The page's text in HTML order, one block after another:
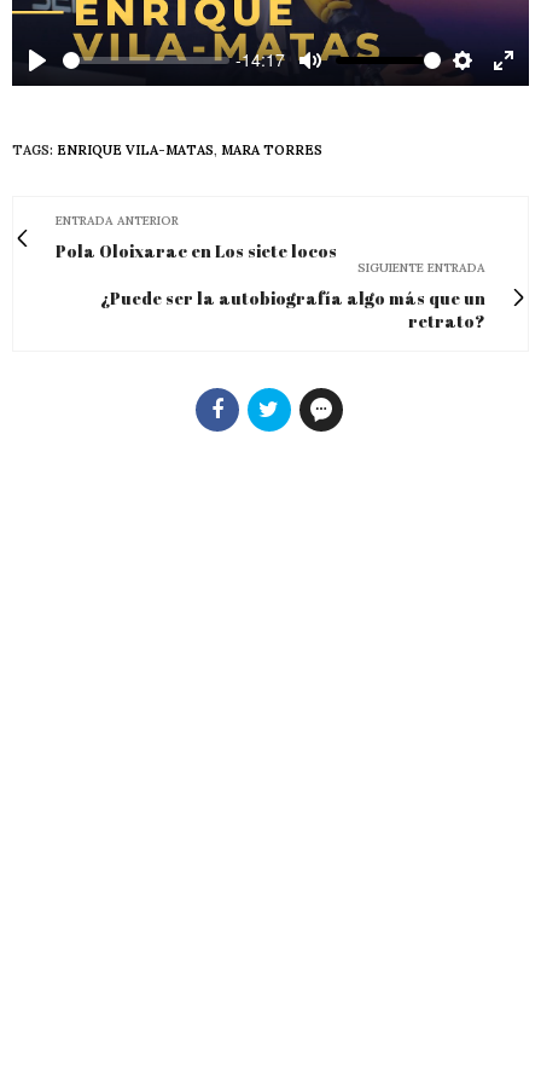
Play
-14:17
Mute Settings
TAGS: ENRIQUE VILA-MATAS, MARA TORRES
ENTRADA ANTERIOR
Pola Oloixarac en Los siete locos
SIGUIENTE ENTRADA
¿Puede ser la autobiografía algo más que un
retrato?